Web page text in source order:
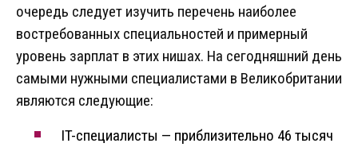
очередь следует изучить перечень наиболее
востребованных специальностей и примерный
уровень зарплат в этих нишах. На сегодняшний день
самыми нужными специалистами в Великобритании
являются следующие:
IT-специалисты — приблизительно 46 тысяч